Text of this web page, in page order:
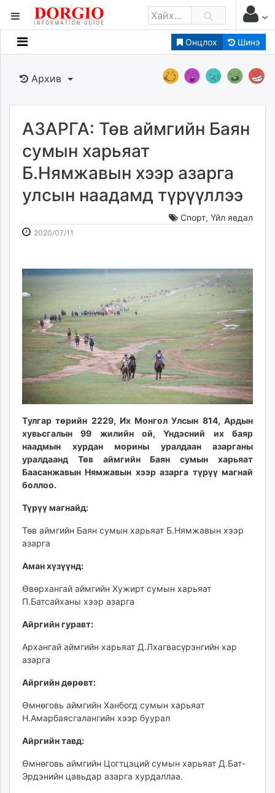
Онцлох Шинэ
Мэдээллийн
Банк санхүү
Бизнес ААН
Төрийн
dorgio.mn
Gogo.mn
caak.mn
news.mn
zindaa.mn
tovch.mn
mnb.mn
Livetv.mn
Eguur.mn
24tsag.mn
shuud.mn
eagle.mn
ergelt.mn
zarig.mn
today.mn
zuv.mn
mminfo.mn
ugluu.mn
urlag.mn
asu.mn
shudarga.mn
shuurhai.mn
unuudur.mn
mglradio.com
fact.mn
itoim.mn
shuum.mn
times.mn
tvmongolia.mn
unegui.mn
toim.mn
tac.mn
paparazzi.mn
Архив
АЗАРГА: Төв аймгийн Баян
сумын харьяат
Б.Нямжавын хээр азарга
улсын наадамд түрүүллээ
Спорт, Үйл явдал
2020/07/11
10:48:56
12:04:08
Tулгар төрийн 2229, Их Монгол Улсын 814, Ардын
хувьсгалын 99 жилийн ой, Үндэсний их баяр
наадмын хурдан морины уралдаан азарганы
уралдаанд Төв аймгийн Баян сумын харьяат
Баасанжавын Нямжавын хээр азарга түрүү магнай
боллоо.
Түрүү магнайд:
Төв аймгийн Баян сумын харьяат Б.Нямжавын хээр
азарга
Аман хүзүүнд:
Өвөрхангай аймгийн Хужирт сумын харьяат
П.Батсайханы хээр азарга
Айргийн гуравт:
Архангай аймгийн харьяат Д.Лхагвасүрэнгийн хар
азарга
Айргийн дөрөвт:
Өмнөговь аймгийн Ханбогд сумын харьяат
Н.Амарбаясгалангийн хээр буурал
Айргийн тавд:
Өмнөговь аймгийн Цогтцэций сумын харьяат Д.Бат-
Эрдэнийн цавьдар азарга хурдаллаа.